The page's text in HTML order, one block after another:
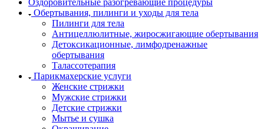
Обертывания, пилинги и уходы для тела
Пилинги для тела
Антицеллюлитные, жиросжигающие обертывания
Детоксикационные, лимфодренажные
обертывания
Талассотерапия
Парикмахерские услуги
Женские стрижки
Мужские стрижки
Детские стрижки
Мытье и сушка